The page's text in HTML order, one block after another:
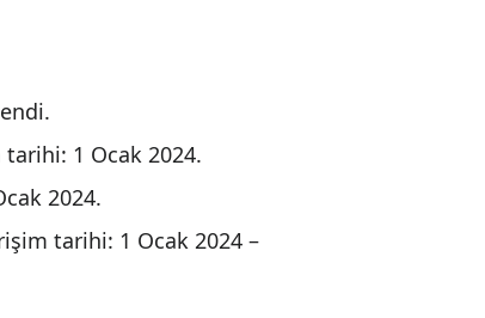
tarihi: 1 Ocak 2024.
2024.
tarihi: 1 Ocak 2024 –